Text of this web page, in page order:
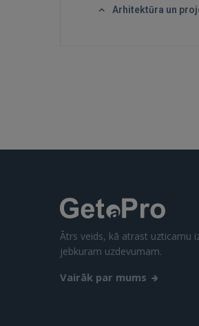
Arhitektūra un
Ātrs veids, kā atrast uzticamu
jebkuram uzdevumam.
Vairāk par mums